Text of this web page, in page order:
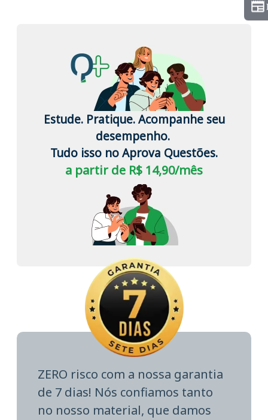
Estude. Pratique. Acompanhe seu
desempenho.
Tudo isso no Aprova Questões.
a partir de R$ 14,90/mês
ZERO risco com a nossa garantia
de 7 dias! Nós confiamos tanto
no nosso material, que damos